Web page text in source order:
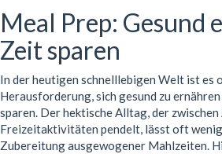
Meal Prep: Gesund
Zeit sparen
In der heutigen schnelllebigen Welt ist es
Herausforderung, sich gesund zu
sparen. Der hektische Alltag, der
Freizeitaktivitäten pendelt, lässt oft
Zubereitung ausgewogener Mahlzeiten.